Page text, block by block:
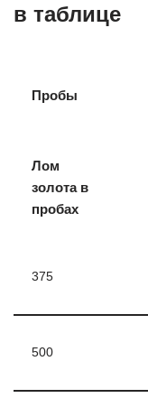
в таблице
Пробы
Лом
золота в
пробах
375
500